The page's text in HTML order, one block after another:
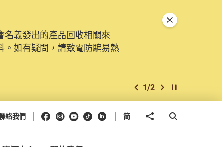
名義發出的產品回收相關來
。如有疑問，請致電防騙易熱
上一個
1/2 下一個開始/暫停幻燈
關閉特別通告
絡我們 Facebook
Instagram
Youtube
抖音領英 简 分享到 開啟搜尋框